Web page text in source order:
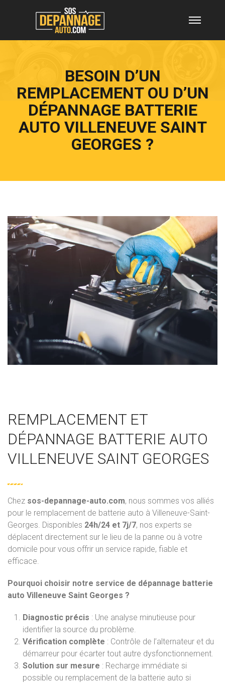
BESOIN D’UN
REMPLACEMENT OU D’UN
DÉPANNAGE BATTERIE
AUTO VILLENEUVE SAINT
GEORGES ?
REMPLACEMENT ET
DÉPANNAGE BATTERIE AUTO
VILLENEUVE SAINT GEORGES
Chez sos-depannage-auto.com, nous sommes vos alliés
pour le remplacement de batterie auto à Villeneuve-Saint-
Georges. Disponibles 24h/24 et 7j/7, nos experts se
déplacent directement sur le lieu de la panne ou à votre
domicile pour vous offrir un service rapide, fiable et
efficace.
Pourquoi choisir notre service de dépannage batterie
auto Villeneuve Saint Georges ?
Diagnostic précis : Une analyse minutieuse pour
identifier la source du problème.
Vérification complète : Contrôle de l’alternateur et du
démarreur pour écarter tout autre dysfonctionnement.
Solution sur mesure : Recharge immédiate si
possible ou remplacement de la batterie auto si